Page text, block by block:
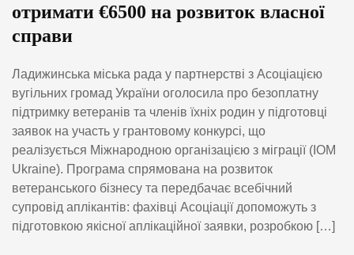
отримати €6500 на розвиток власної
справи
Ладижинська міська рада у партнерстві з Асоціацією
вугільних громад України оголосила про безоплатну
підтримку ветеранів та членів їхніх родин у підготовці
заявок на участь у грантовому конкурсі, що
реалізується Міжнародною організацією з міграції (IOM
Ukraine). Програма спрямована на розвиток
ветеранського бізнесу та передбачає всебічний
супровід аплікантів: фахівці Асоціації допоможуть з
підготовкою якісної аплікаційної заявки, розробкою […]